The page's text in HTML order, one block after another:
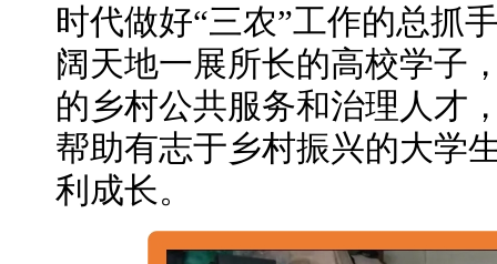
时代做好“三农”工作的总抓
阔天地一展所长的高校学子
的乡村公共服务和治理人才
帮助有志于乡村振兴的大学
利成长。